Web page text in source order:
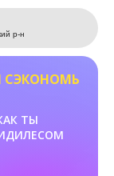
Leaflet
р-н
СЭКОНОМЬ
ТЫ